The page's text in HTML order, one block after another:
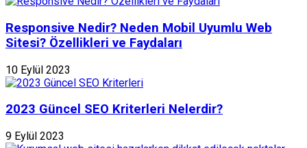
Responsive Nedir? Neden Mobil Uyumlu Web
Sitesi? Özellikleri ve Faydaları
10 Eylül 2023
2023 Güncel SEO Kriterleri Nelerdir?
9 Eylül 2023